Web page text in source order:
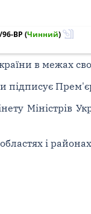
96-ВР (Чинний)